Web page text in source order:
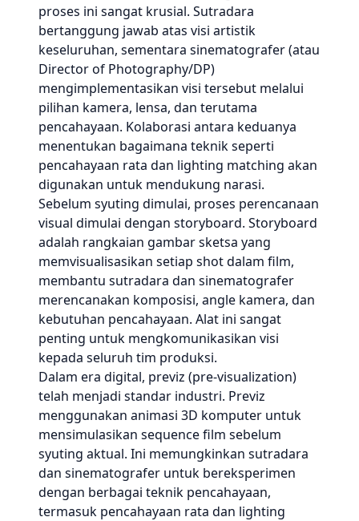
proses ini sangat krusial. Sutradara
bertanggung jawab atas visi artistik
keseluruhan, sementara sinematografer (atau
Director of Photography/DP)
mengimplementasikan visi tersebut melalui
pilihan kamera, lensa, dan terutama
pencahayaan. Kolaborasi antara keduanya
menentukan bagaimana teknik seperti
pencahayaan rata dan lighting matching akan
digunakan untuk mendukung narasi.
Sebelum syuting dimulai, proses perencanaan
visual dimulai dengan storyboard. Storyboard
adalah rangkaian gambar sketsa yang
memvisualisasikan setiap shot dalam film,
membantu sutradara dan sinematografer
merencanakan komposisi, angle kamera, dan
kebutuhan pencahayaan. Alat ini sangat
penting untuk mengkomunikasikan visi
kepada seluruh tim produksi.
Dalam era digital, previz (pre-visualization)
telah menjadi standar industri. Previz
menggunakan animasi 3D komputer untuk
mensimulasikan sequence film sebelum
syuting aktual. Ini memungkinkan sutradara
dan sinematografer untuk bereksperimen
dengan berbagai teknik pencahayaan,
termasuk pencahayaan rata dan lighting